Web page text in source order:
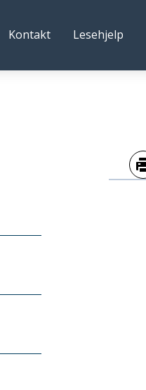
Kontakt Lesehjelp